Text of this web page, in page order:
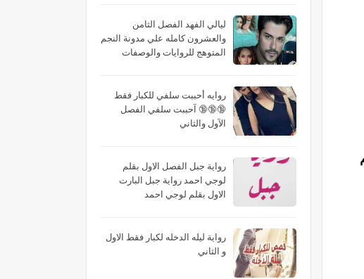
ليالي الفهد الفصل الثامن
والعشرون كامله علي مدونة النجم
المتوهج للروايات والوصفات
روايه أحببت سلفي للكبار فقط
🔞🔞🔞 آحببت سلفي الفصل
الآول والثاني
رواية جبل الفصل الاول بقلم
لوجي احمد رواية جبل البارت
الاول بقلم لوجي احمد
رواية ليله الدخله لكبار فقط الاول
و الثاني